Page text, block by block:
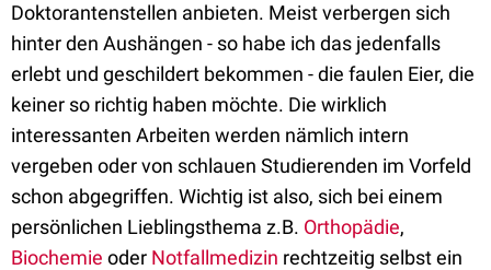
Doktorantenstellen anbieten. Meist verbergen sich
hinter den Aushängen - so habe ich das jedenfalls
erlebt und geschildert bekommen - die faulen Eier, die
keiner so richtig haben möchte. Die wirklich
interessanten Arbeiten werden nämlich intern
vergeben oder von schlauen Studierenden im Vorfeld
schon abgegriffen. Wichtig ist also, sich bei einem
persönlichen Lieblingsthema z.B. Orthopädie,
Biochemie oder Notfallmedizin rechtzeitig selbst ein